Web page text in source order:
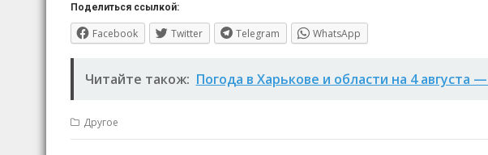
Поделиться ссылкой:
Facebook Twitter Telegram WhatsApp
Читайте також: Погода в Харькове и области на 4 августа
Другое